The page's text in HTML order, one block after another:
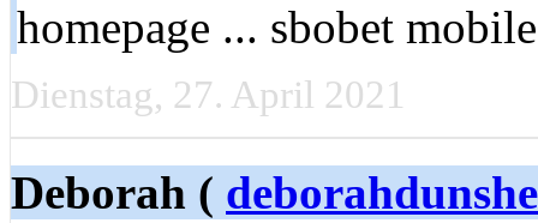
homepage ... ѕbobet
Dienstag, 27. April 2021
Deborah (